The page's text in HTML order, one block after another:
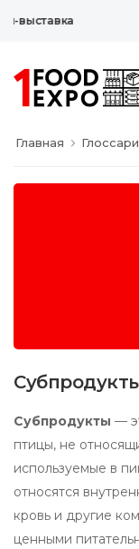
выставка
Главная
Субпродукты —
птицы, не
используемые в
относятся
кровь и другие
ценными